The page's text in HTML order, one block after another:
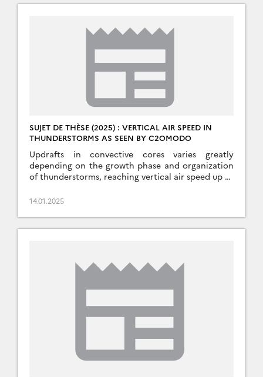
SUJET DE THÈSE (2025) : VERTICAL AIR SPEED IN
THUNDERSTORMS AS SEEN BY C2OMODO
Updrafts in convective cores varies greatly
depending on the growth phase and organization
of thunderstorms, reaching vertical air speed up to
an essential climate […]
14.01.2025